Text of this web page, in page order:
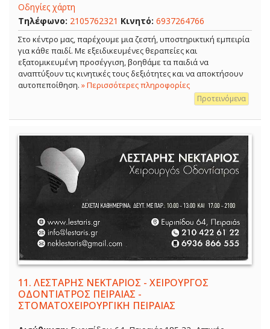
Οδηγίες χάρτη
Τηλέφωνο: 2105762321 Κινητό: 6937264766
Στο κέντρο μας, παρέχουμε μια ζεστή, υποστηρικτική εμπειρία
για κάθε παιδί. Με εξειδικευμένες θεραπείες και
εξατομικευμένη προσέγγιση, βοηθάμε τα παιδιά να
αναπτύξουν τις κινητικές τους δεξιότητες και να αποκτήσουν
αυτοπεποίθηση. » Περισσότερες πληροφορίες
Προτεινόμενα
11. ΛΕΣΤΑΡΗΣ ΝΕΚΤΑΡΙΟΣ - ΧΕΙΡΟΥΡΓΟΣ
ΟΔΟΝΤΙΑΤΡΟΣ ΠΕΙΡΑΙΑΣ -
ΣΤΟΜΑΤΟΧΕΙΡΟΥΡΓΙΚΗ ΠΕΙΡΑΙΑΣ